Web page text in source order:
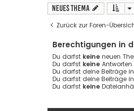
Neues Thema
Zurück zur Foren-
Berechtigungen in
Du darfst keine neuen
Du darfst keine
Du darfst deine Beiträge
Du darfst deine Beiträge
Du darfst keine